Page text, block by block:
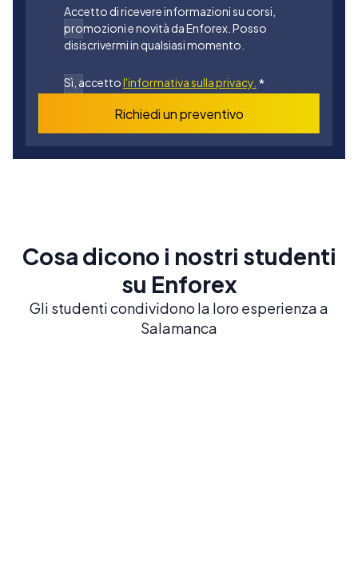
Accetto di ricevere informazioni su corsi,
promozioni e novità da Enforex. Posso
disiscrivermi in qualsiasi momento.
Sì, accettol'informativa sulla privacy. *
Richiedi un preventivo
Cosa dicono i nostri studenti
su Enforex
Gli studenti condividono la loro esperienza a
Salamanca